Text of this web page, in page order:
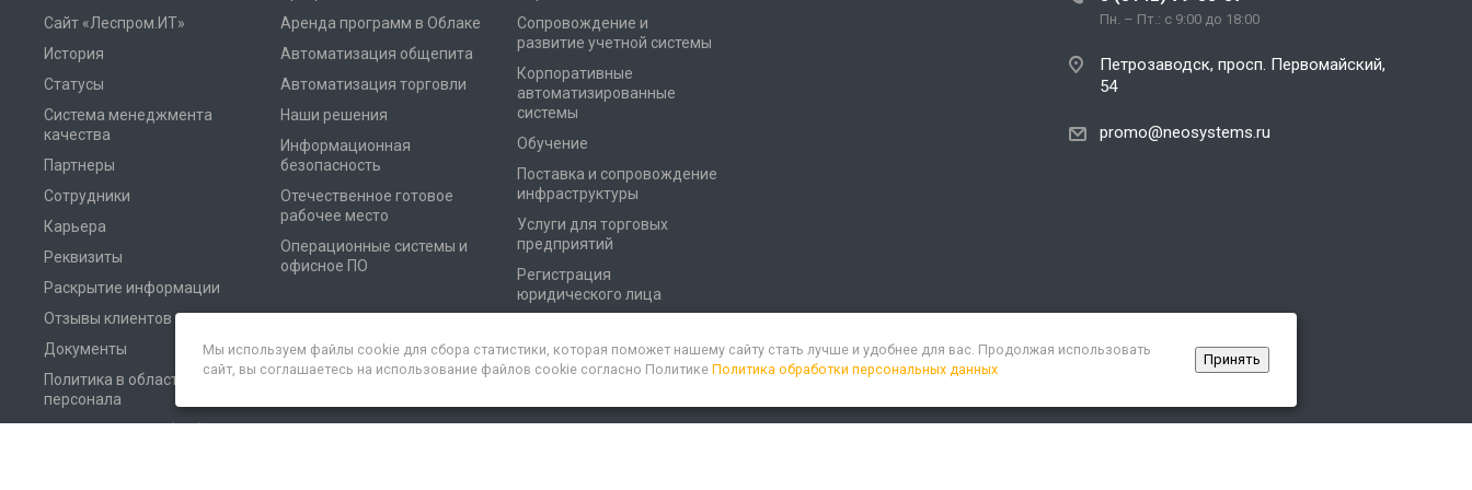
Сайт «Леспром.ИТ»
История
Статусы
Система менеджмента
качества
Партнеры
Сотрудники
Карьера
Реквизиты
Раскрытие информации
Отзывы клиентов
Документы
Политика в области
персонала
Аренда программ в Облаке
Автоматизация общепита
Автоматизация торговли
Наши решения
Информационная
безопасность
Отечественное готовое
рабочее место
Операционные системы и
офисное ПО
Сопровождение и
развитие учетной системы
Корпоративные
автоматизированные
системы
Обучение
Поставка и сопровождение
инфраструктуры
Услуги для торговых
предприятий
Регистрация
юридического лица
Пн. – Пт.: с 9:00 до 18:00
Петрозаводск, просп. Первомайский,
54
promo@neosystems.ru
Мы используем файлы cookie для сбора статистики, которая поможет нашему сайту стать лучше и удобнее для вас. Продолжая использовать
сайт, вы соглашаетесь на использование файлов cookie согласно Политике Политика обработки персональных данных
Принять